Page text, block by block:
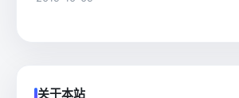
关于本站